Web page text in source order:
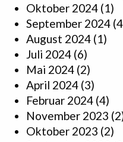
Oktober 2024 (1)
September 2024
August 2024 (1)
Juli 2024 (6)
Mai 2024 (2)
April 2024 (3)
Februar 2024 (4)
November 2023
Oktober 2023 (2)